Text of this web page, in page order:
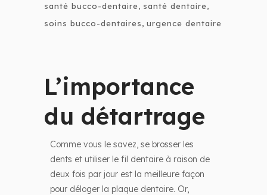
santé bucco-dentaire
santé dentaire
soins bucco-dentaires
urgence dentaire
L’importance
du détartrage
Comme vous le savez, se brosser les
dents et utiliser le fil dentaire à raison de
deux fois par jour est la meilleure façon
pour déloger la plaque dentaire. Or,